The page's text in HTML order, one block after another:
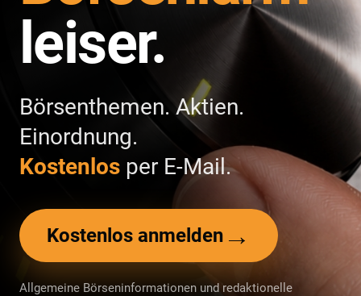
leiser.
Börsenthemen. Aktien.
Einordnung.
Kostenlos per E-Mail.
Kostenlos anmelden →
Allgemeine Börseninformationen und redaktionelle